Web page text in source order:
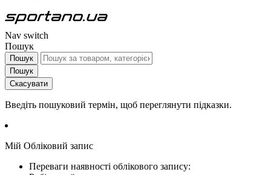
Nav switch
Пошук
Пошук
Пошук
Скасувати
Введіть пошуковий термін, щоб переглянути підказки.
Мій Обліковий запис
Переваги наявності облікового запису: